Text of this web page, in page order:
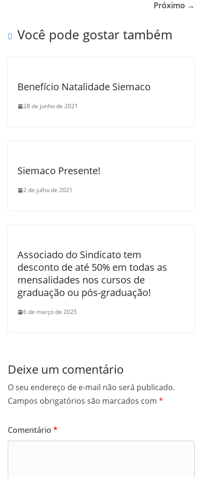
o
Próximo →
Você pode gostar também
Benefício Natalidade Siemaco
28 de junho de 2021
Siemaco Presente!
2 de julho de 2021
Associado do Sindicato tem
desconto de até 50% em todas as
mensalidades nos cursos de
graduação ou pós-graduação!
6 de março de 2025
Deixe um comentário
O seu endereço de e-mail não será publicado.
Campos obrigatórios são marcados com *
Comentário *